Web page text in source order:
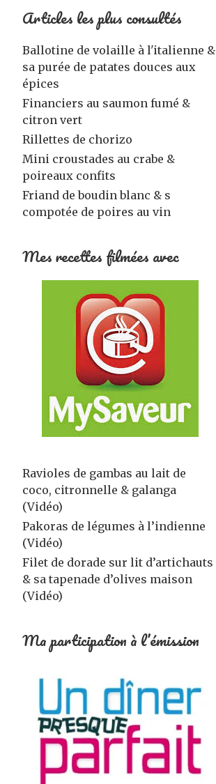
Articles les plus consultés
Ballotine de volaille à l'italienne &
sa purée de patates douces aux
épices
Financiers au saumon fumé &
citron vert
Rillettes de chorizo
Mini croustades au crabe &
poireaux confits
Friand de boudin blanc & s
compotée de poires au vin
Mes recettes filmées avec
Ravioles de gambas au lait de
coco, citronnelle & galanga
(Vidéo)
Pakoras de légumes à l’indienne
(Vidéo)
Filet de dorade sur lit d’artichauts
& sa tapenade d’olives maison
(Vidéo)
Ma participation à l’émission